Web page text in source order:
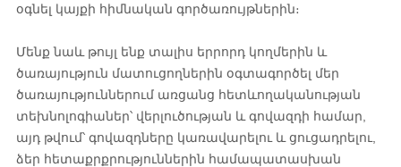
օգնել կայքի հիմնական գործառույթներին։
Մենք նաև թույլ ենք տալիս երրորդ կողմերին և
ծառայություն մատուցողներին օգտագործել մեր
ծառայություններում առցանց հետևողականության
տեխնոլոգիաներ՝ վերլուծության և գովազդի համար,
այդ թվում՝ գովազդները կառավարելու և ցուցադրելու,
ձեր հետաքրքրություններին համապատասխան